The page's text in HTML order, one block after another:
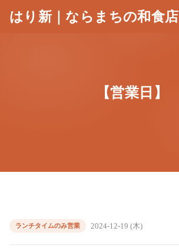
はり新｜ならまちの和食店
【営業日】
ランチタイムのみ営業 2024-12-19 (木)